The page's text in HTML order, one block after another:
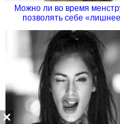
Можно ли во время
позволять себе